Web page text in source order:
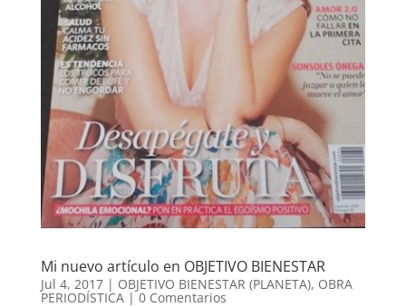
Mi nuevo artículo en OBJETIVO BIENESTAR
Jul 4, 2017| OBJETIVO BIENESTAR (PLANETA), OBRA
PERIODÍSTICA|0 Comentarios